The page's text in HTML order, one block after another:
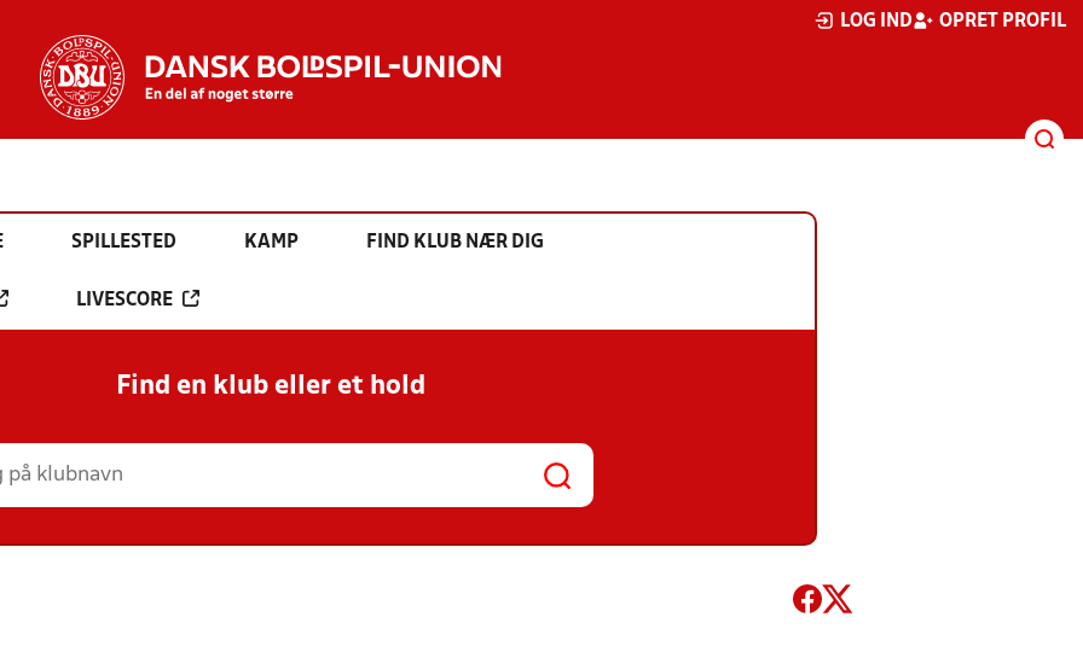
LOG IND OPRET PROFIL
SPILLESTED KAMP FIND KLUB NÆR DIG
LIVESCORE
Find en klub eller et hold